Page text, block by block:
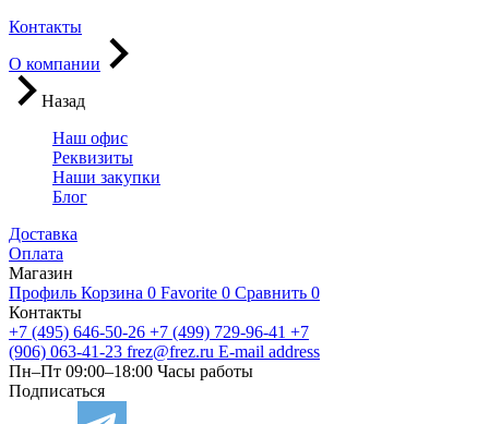
Контакты
О компании
Назад
Наш офис
Реквизиты
Наши закупки
Блог
Доставка
Оплата
Магазин
Профиль Корзина 0 Favorite 0 Сравнить 0
Контакты
+7 (495) 646-50-26 +7 (499) 729-96-41 +7
(906) 063-41-23 frez@frez.ru E-mail address
Пн–Пт 09:00–18:00 Часы работы
Подписаться